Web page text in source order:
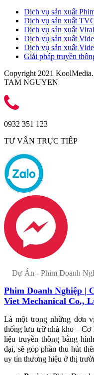
Dịch vụ sản xuất
Dịch vụ sản xuất
Dịch vụ sản xuất
Dịch vụ sản xuất
Dịch vụ sản xuất
Giải pháp truyền
Copyright 2021
TAM NGUYEN
0932 351 123
TƯ VẤN TRỰC TIẾP
Dự Án - Phim Doanh
Phim Doanh Nghiệp |
Viet Mechanical Co.,
Là một trong những đơn
thống lưu trữ nhà kho –
liệu truyền thông bằng
đại, sẽ góp phần thu hút
uy tín thương hiệu ở thị